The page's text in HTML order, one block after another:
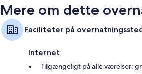
Mere om dette
Faciliteter på
Internet
Tilgængeligt på alle værelser: